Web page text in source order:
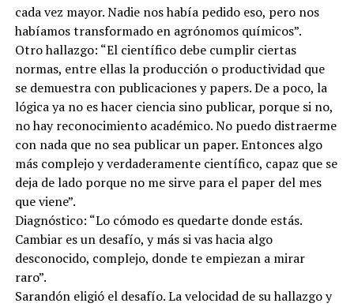
cada vez mayor. Nadie nos había pedido eso, pero nos
habíamos transformado en agrónomos químicos”.
Otro hallazgo: “El científico debe cumplir ciertas
normas, entre ellas la producción o productividad que
se demuestra con publicaciones y papers. De a poco, la
lógica ya no es hacer ciencia sino publicar, porque si no,
no hay reconocimiento académico. No puedo distraerme
con nada que no sea publicar un paper. Entonces algo
más complejo y verdaderamente científico, capaz que se
deja de lado porque no me sirve para el paper del mes
que viene”.
Diagnóstico: “Lo cómodo es quedarte donde estás.
Cambiar es un desafío, y más si vas hacia algo
desconocido, complejo, donde te empiezan a mirar
raro”.
Sarandón eligió el desafío. La velocidad de su hallazgo y